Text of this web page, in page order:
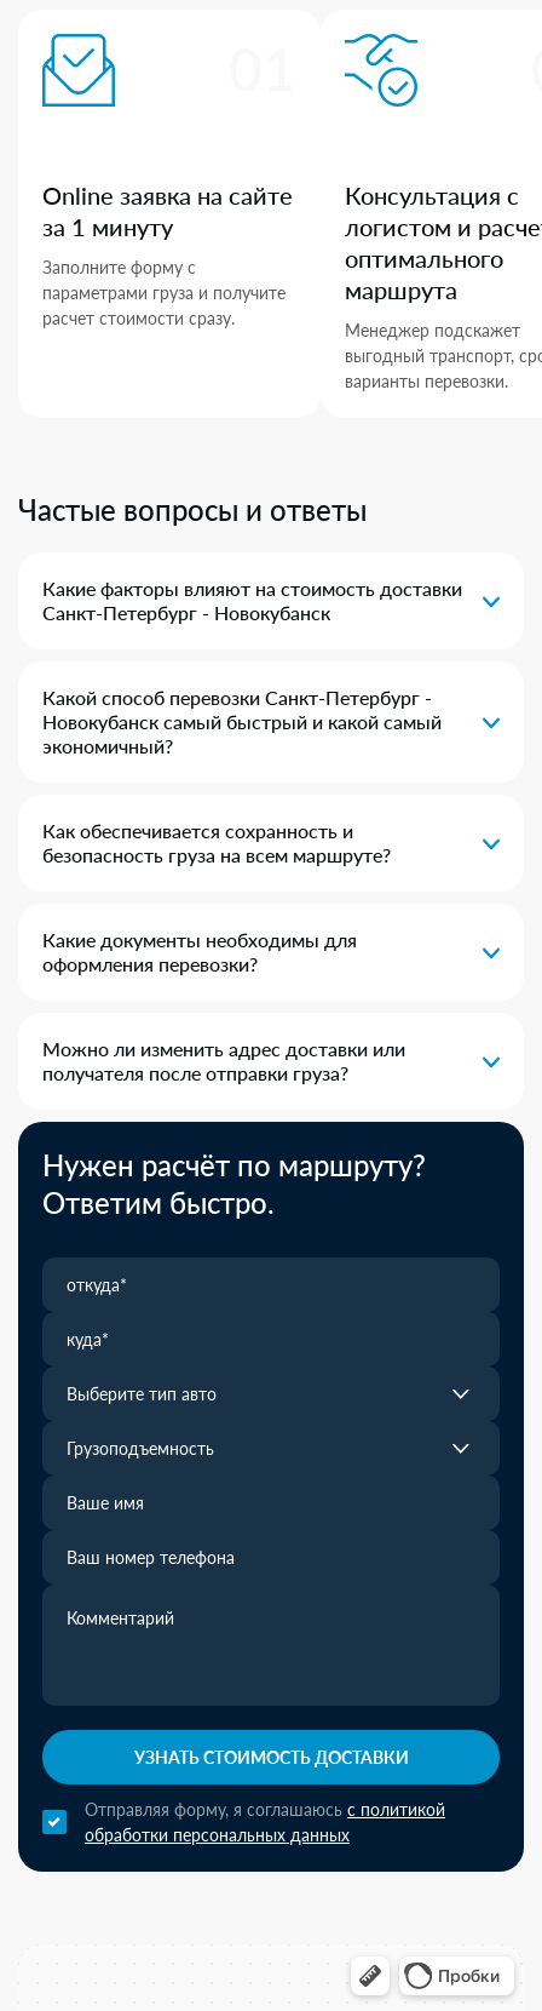
Online заявка на сайте
за 1 минуту
Заполните форму с
параметрами груза и получите
расчет стоимости сразу.
Консультация с
логистом и
оптимального
маршрута
Менеджер подскажет
выгодный транспорт,
варианты перевозки.
Частые вопросы и ответы
Какие факторы влияют на стоимость доставки
Санкт-Петербург - Новокубанск
Какой способ перевозки Санкт-Петербург -
Новокубанск самый быстрый и какой самый
экономичный?
Как обеспечивается сохранность и
безопасность груза на всем маршруте?
Какие документы необходимы для
оформления перевозки?
Можно ли изменить адрес доставки или
получателя после отправки груза?
Нужен расчёт по маршруту?
Ответим быстро.
Выберите тип авто
Грузоподъемность
УЗНАТЬ СТОИМОСТЬ ДОСТАВКИ
Отправляя форму, я соглашаюсь с политикой
обработки персональных данных